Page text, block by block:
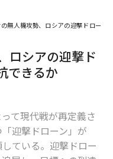
無人機攻勢、ロシアの迎撃ドローン
ロシアの迎撃ド
できるか
て現代戦が再定義さ
迎撃ドローン」が
ている。迎撃ドロー